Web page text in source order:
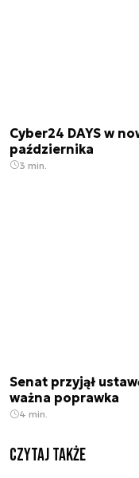
Cyber24 DAYS w
października
3 min.
Senat przyjął
ważna poprawka
4 min.
Czytaj także